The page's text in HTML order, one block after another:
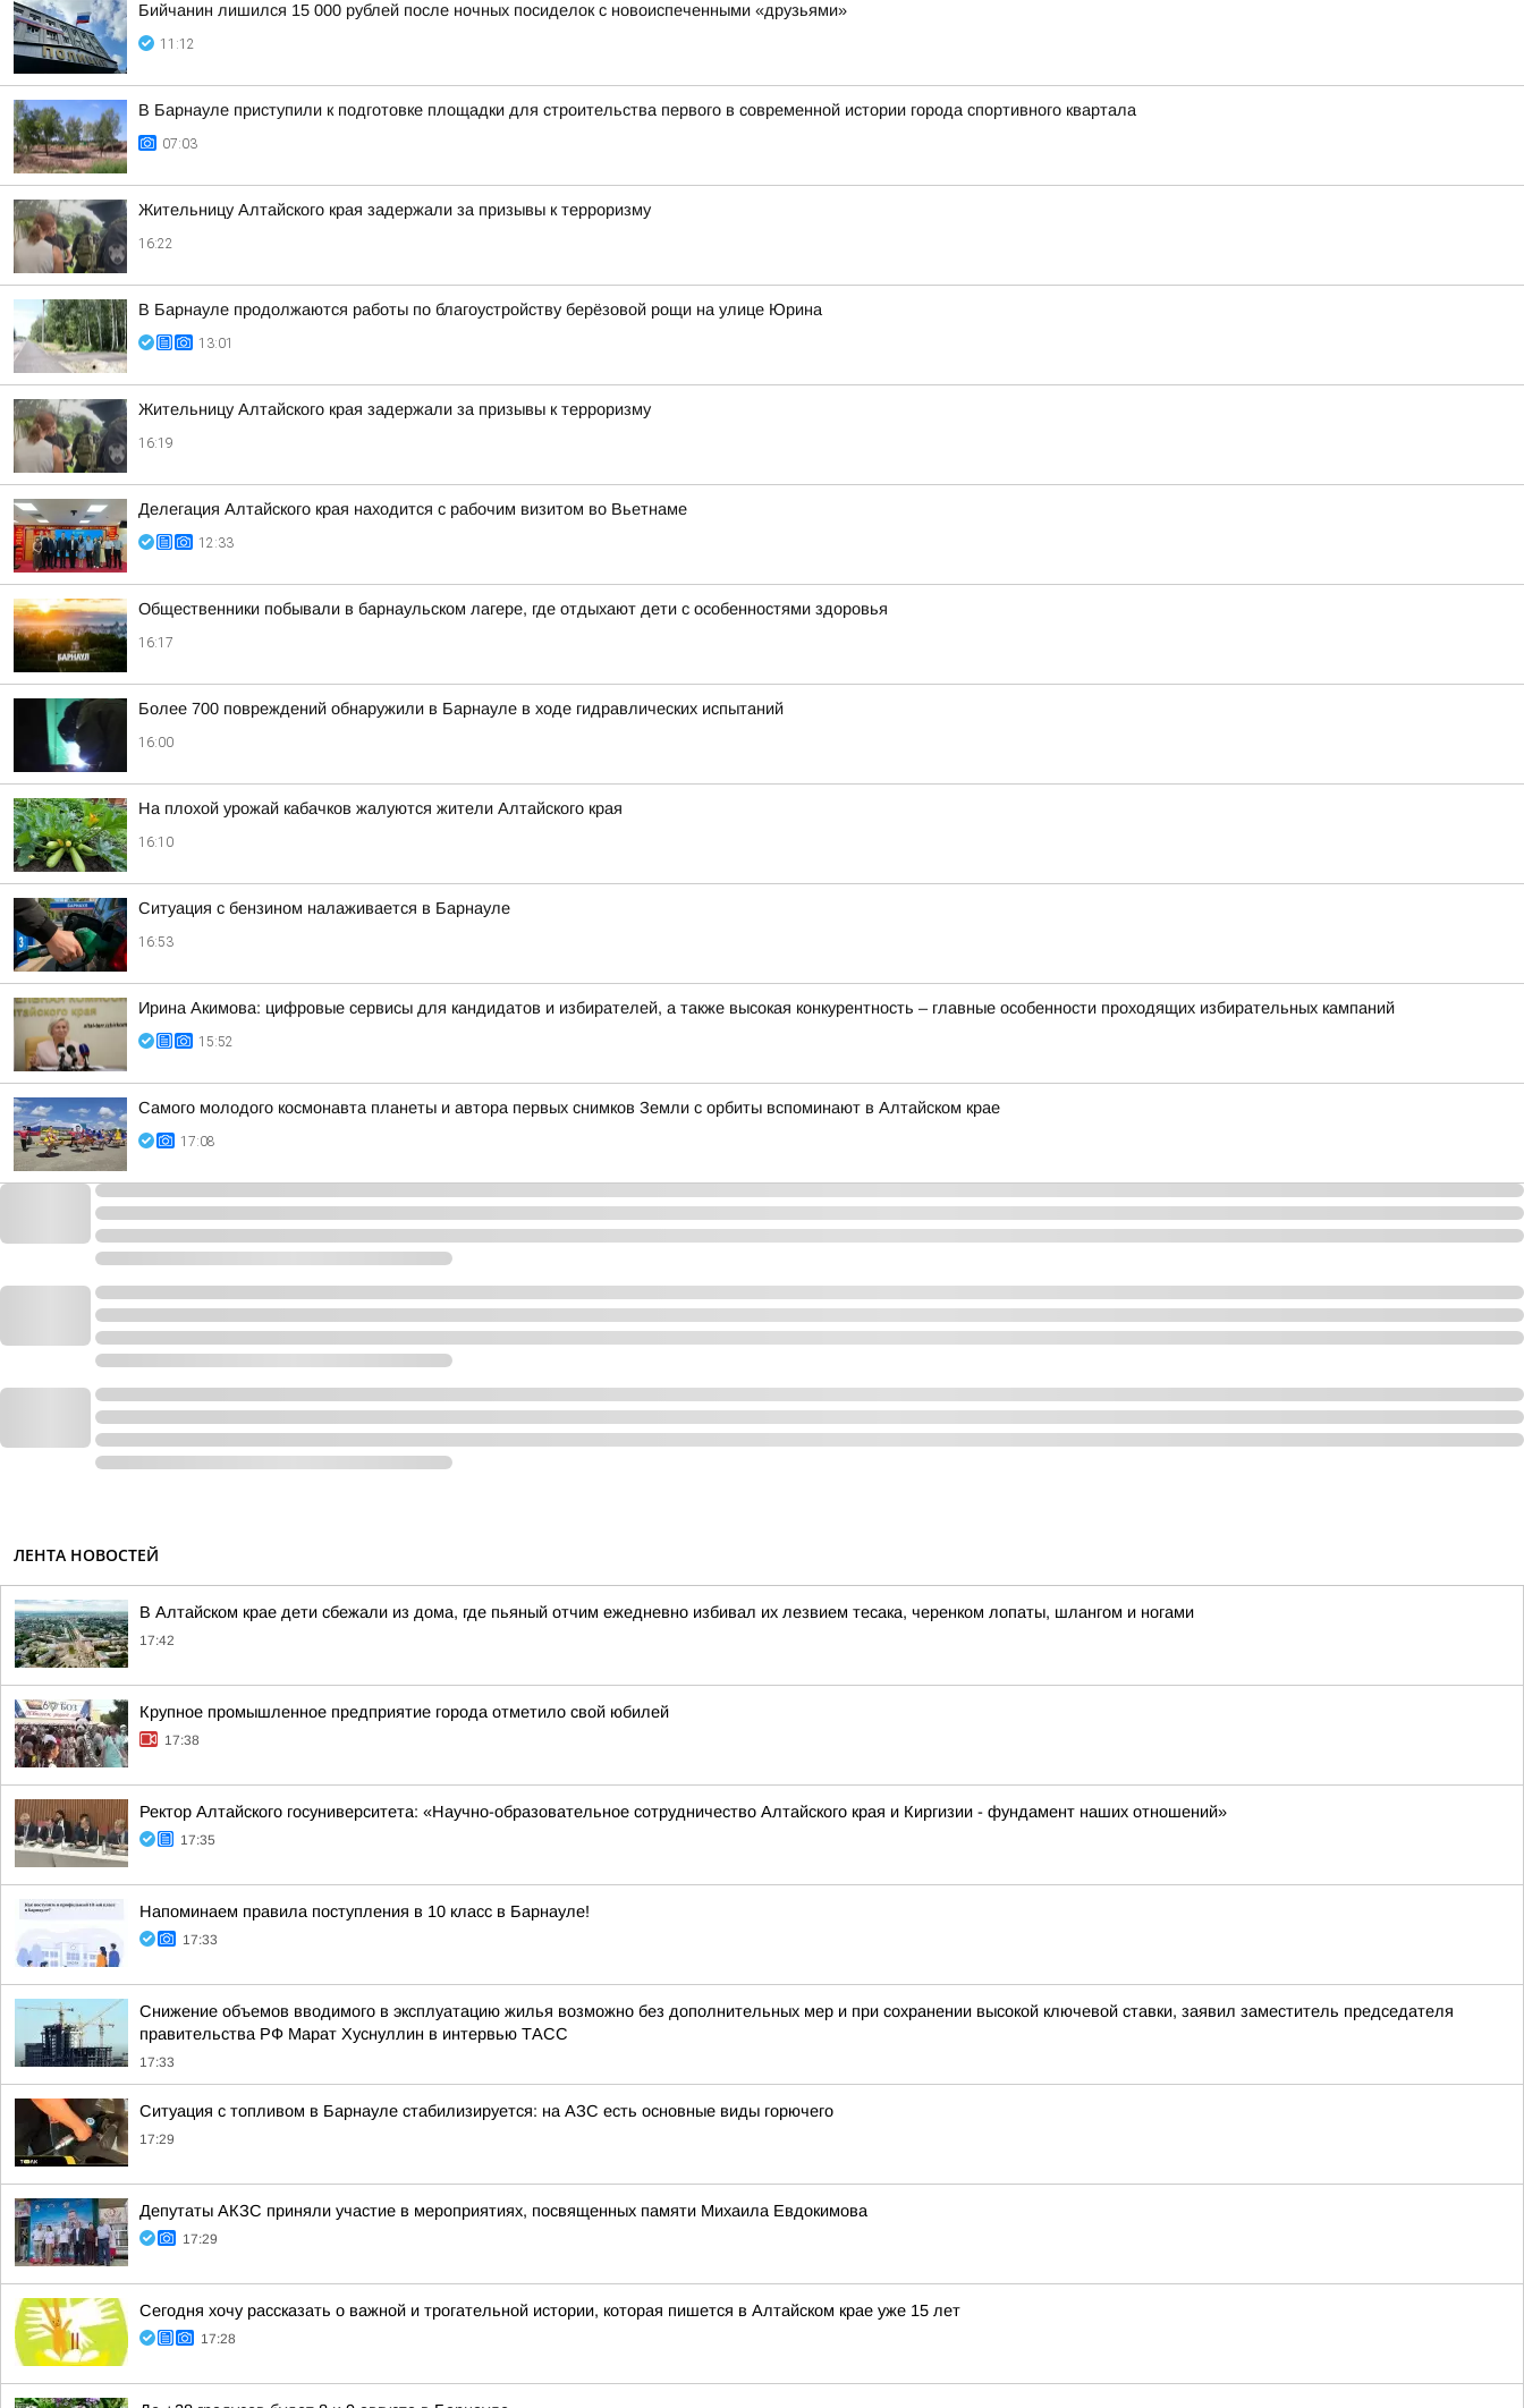
Бийчанин лишился 15 000 рублей после ночных посиделок с новоиспеченными «друзьями»
11:12
В Барнауле приступили к подготовке площадки для строительства первого в современной истории города спортивного квартала
07:03
Жительницу Алтайского края задержали за призывы к терроризму
16:22
В Барнауле продолжаются работы по благоустройству берёзовой рощи на улице Юрина
13:01
Жительницу Алтайского края задержали за призывы к терроризму
16:19
Делегация Алтайского края находится с рабочим визитом во Вьетнаме
12:33
Общественники побывали в барнаульском лагере, где отдыхают дети с особенностями здоровья
16:17
Более 700 повреждений обнаружили в Барнауле в ходе гидравлических испытаний
16:00
На плохой урожай кабачков жалуются жители Алтайского края
16:10
Ситуация с бензином налаживается в Барнауле
16:53
Ирина Акимова: цифровые сервисы для кандидатов и избирателей, а также высокая конкурентность – главные особенности проходящих избирательных кампаний
15:52
Самого молодого космонавта планеты и автора первых снимков Земли с орбиты вспоминают в Алтайском крае
17:08
ЛЕНТА НОВОСТЕЙ
В Алтайском крае дети сбежали из дома, где пьяный отчим ежедневно избивал их лезвием тесака, черенком лопаты, шлангом и ногами
17:42
Крупное промышленное предприятие города отметило свой юбилей
17:38
Ректор Алтайского госуниверситета: «Научно-образовательное сотрудничество Алтайского края и Киргизии - фундамент наших отношений»
17:35
Напоминаем правила поступления в 10 класс в Барнауле!
17:33
Снижение объемов вводимого в эксплуатацию жилья возможно без дополнительных мер и при сохранении высокой ключевой ставки, заявил заместитель председателя
правительства РФ Марат Хуснуллин в интервью ТАСС
17:33
Ситуация с топливом в Барнауле стабилизируется: на АЗС есть основные виды горючего
17:29
Депутаты АКЗС приняли участие в мероприятиях, посвященных памяти Михаила Евдокимова
17:29
Сегодня хочу рассказать о важной и трогательной истории, которая пишется в Алтайском крае уже 15 лет
17:28